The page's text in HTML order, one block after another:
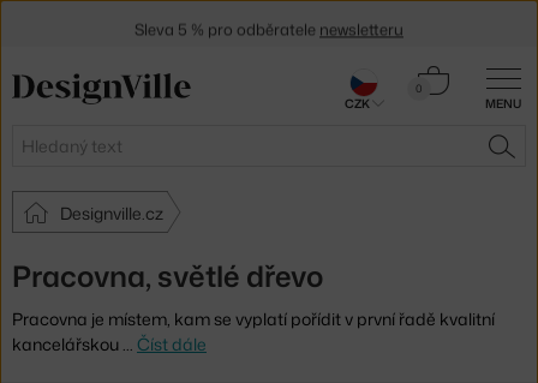
MENU
Hledat
0
Košík
Designville.cz
Pracovna, světlé dřevo
Pracovna je místem, kam se vyplatí pořídit v první řadě kvalitní
kancelářskou … Číst dále
Sleva 5 % pro odběratele newsletteru
CZK